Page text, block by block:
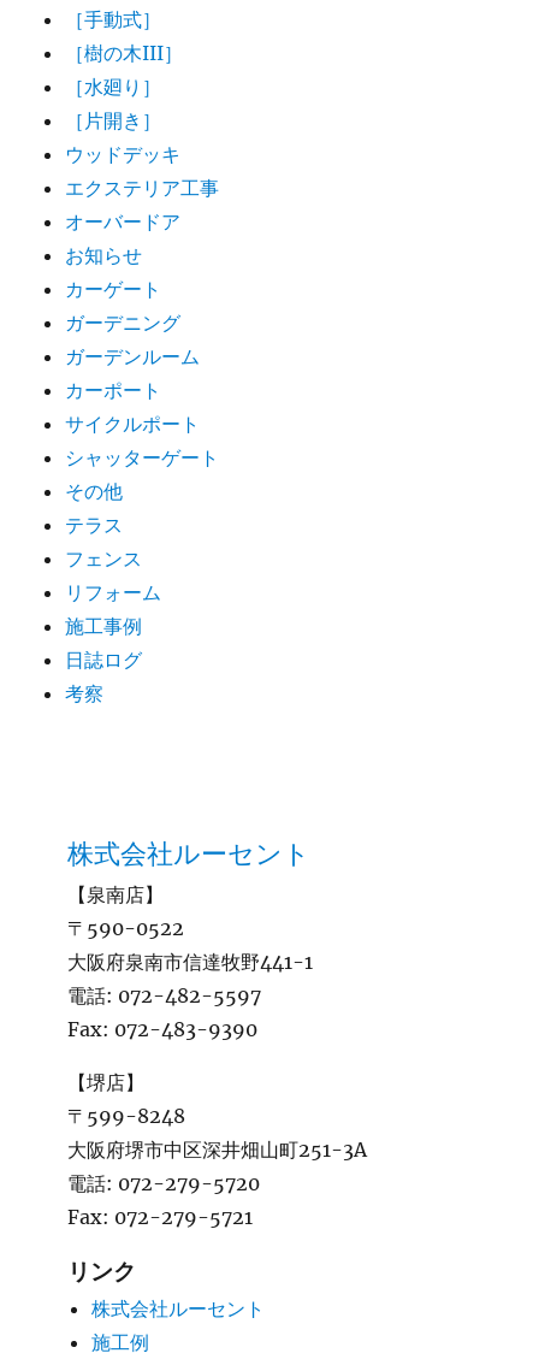
［手動式］
［樹の木III］
［水廻り］
［片開き］
ウッドデッキ
エクステリア工事
オーバードア
お知らせ
カーゲート
ガーデニング
ガーデンルーム
カーポート
サイクルポート
シャッターゲート
その他
テラス
フェンス
リフォーム
施工事例
日誌ログ
考察
株式会社ルーセント
【泉南店】
〒590-0522
大阪府泉南市信達牧野441-1
電話: 072-482-5597
Fax: 072-483-9390
【堺店】
〒599-8248
大阪府堺市中区深井畑山町251-3A
電話: 072-279-5720
Fax: 072-279-5721
リンク
株式会社ルーセント
施工例